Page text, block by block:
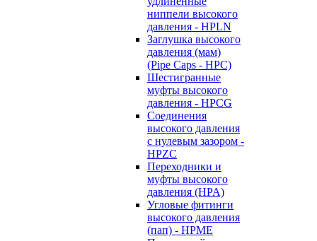
ниппели высокого
давления - HPLN
Заглушка высокого
давления (мам)
(Pipe Caps - HPC)
Шестигранные
муфты высокого
давления - HPCG
Соединения
высокого давления
с нулевым зазором -
HPZC
Переходники и
муфты высокого
давления (HPA)
Угловые фитинги
высокого давления
(пап) - HPME